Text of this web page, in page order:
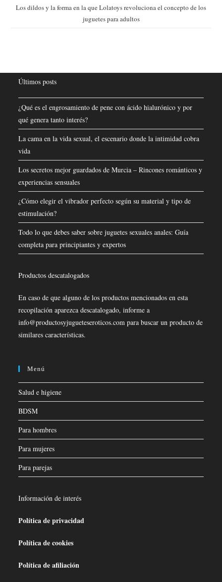
Los dildos y la forma en la que Lolatoys revoluciona el concepto de los
juguetes para adultos
Últimos posts
¿Qué es el engrosamiento de pene con ácido hialurónico y por
qué genera tanto interés?
La cama en la vida sexual, el escenario donde la intimidad cobra
vida
Los secretos mejor guardados de Murcia – Rincones románticos y
experiencias sensuales
¿Cómo elegir el vibrador perfecto según su material y tipo de
estimulación?
Todo lo que debes saber sobre juguetes sexuales anales: Guía
completa para principiantes y expertos
Productos descatalogados
En caso de que alguno de los productos mencionados en esta
recopilación aparezca descatalogado, informe a
info@productosyjugueteseroticos.com para buscar un producto de
similares características.
Menú
Salud e higiene
BDSM
Para hombres
Para mujeres
Para parejas
Información de interés
Política de privacidad
Política de cookies
Política de afiliación